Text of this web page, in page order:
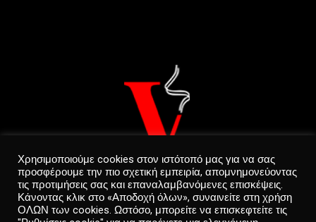
Χρησιμοποιούμε cookies στον ιστότοπό μας για να σας
προσφέρουμε την πιο σχετική εμπειρία, απομνημονεύοντας
τις προτιμήσεις σας και επαναλαμβανόμενες επισκέψεις.
Κάνοντας κλικ στο «Αποδοχή όλων», συναινείτε στη χρήση
ΟΛΩΝ των cookies. Ωστόσο, μπορείτε να επισκεφτείτε τις